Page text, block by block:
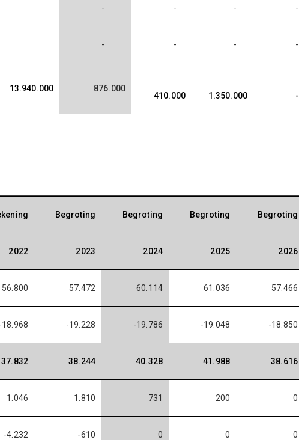
- - - -
- - - -
13.940.000 876.000
410.000 1.350.000 -
Begroting Begroting Begroting Begroting
2022 2023 2024 2025 2026
56.800 57.472 60.114 61.036 57.466
-18.968 -19.228 -19.786 -19.048 -18.850
37.832 38.244 40.328 41.988 38.616
1.046 1.810 731 200 0
-4.232 -610 0 0 0